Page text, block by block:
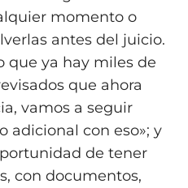
momento o
antes del juicio.
que ya hay miles de
que ahora
vamos a seguir
adicional con eso»; y
de tener
con documentos,